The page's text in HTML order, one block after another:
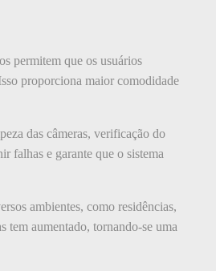
permitem que os usuários
proporciona maior comodidade
das câmeras, verificação do
falhas e garante que o sistema
ambientes, como residências,
tem aumentado, tornando-se uma